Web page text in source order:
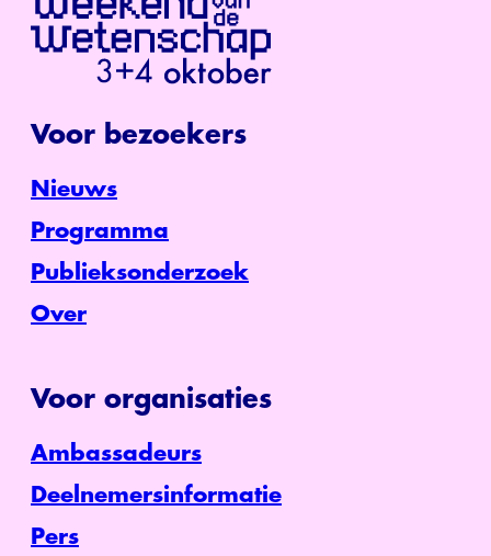
Voor bezoekers
Nieuws
Programma
Publieksonderzoek
Over
Voor organisaties
Ambassadeurs
Deelnemersinformatie
Pers